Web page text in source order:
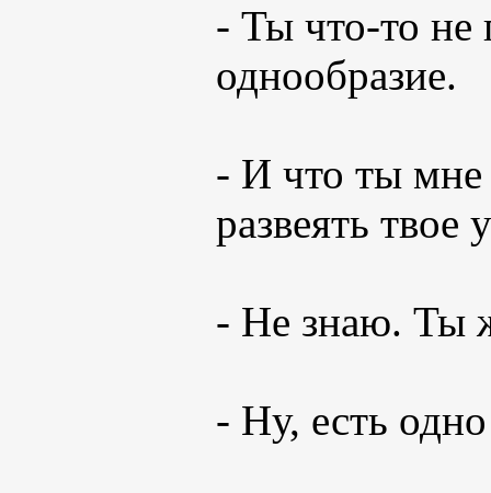
- Ты что-то не
однообразие.
- И что ты мне
развеять
- Не знаю. Ты
- Ну, есть